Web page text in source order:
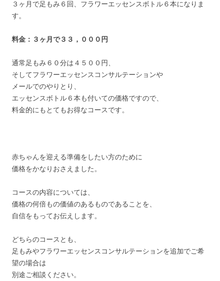
３ヶ月で足もみ６回、フラワーエッセンスボトル６本になりま
す。
料金：３ヶ月で３３，０００円
通常足もみ６０分は４５００円、
そしてフラワーエッセンスコンサルテーションや
メールでのやりとり、
エッセンスボトル６本も付いての価格ですので、
料金的にもとてもお得なコースです。
赤ちゃんを迎える準備をしたい方のために
価格をかなりおさえました。
コースの内容については、
価格の何倍もの価値のあるものであることを、
自信をもってお伝えします。
どちらのコースとも、
足もみやフラワーエッセンスコンサルテーションを追加でご希
望の場合は
別途ご相談ください。